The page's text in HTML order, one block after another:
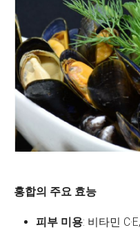
홍합의 주요 효능
피부 미용: 비타민